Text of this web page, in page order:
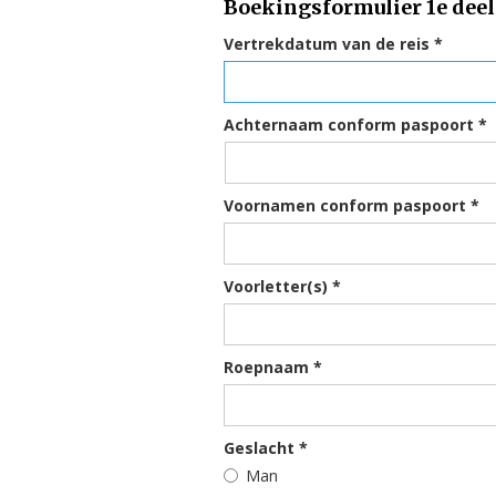
Boekingsformulier 1e
Vertrekdatum van de reis *
Achternaam conform paspoort *
Voornamen conform paspoort *
Voorletter(s) *
Roepnaam *
Geslacht *
Man